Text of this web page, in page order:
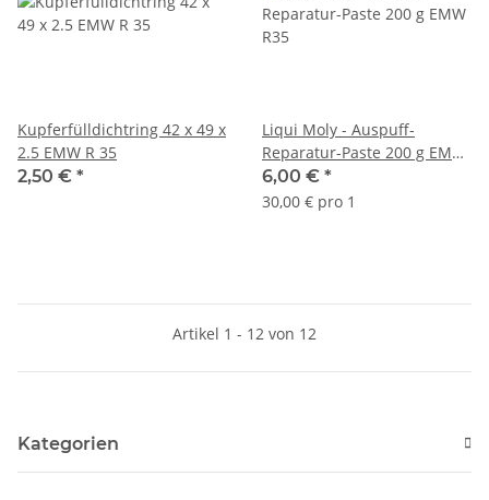
Kupferfülldichtring 42 x 49 x
2.5 EMW R 35
2,50 € *
Liqui Moly - Auspuff-
Reparatur-Paste 200 g EMW
R35
6,00 € *
30,00 € pro 1
Artikel 1 - 12 von 12
Kategorien